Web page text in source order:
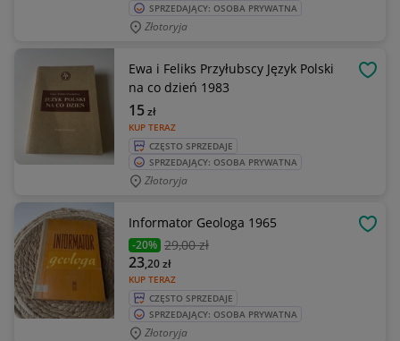
SPRZEDAJĄCY: OSOBA PRYWATNA
Złotoryja
Ewa i Feliks Przyłubscy Język Polski
na co dzień 1983
KUP TERAZ
15zł
CZĘSTO SPRZEDAJE
SPRZEDAJĄCY: OSOBA PRYWATNA
Złotoryja
Informator Geologa 1965
-20% 29,00 zł
KUP TERAZ
23,20zł
CZĘSTO SPRZEDAJE
SPRZEDAJĄCY: OSOBA PRYWATNA
Złotoryja